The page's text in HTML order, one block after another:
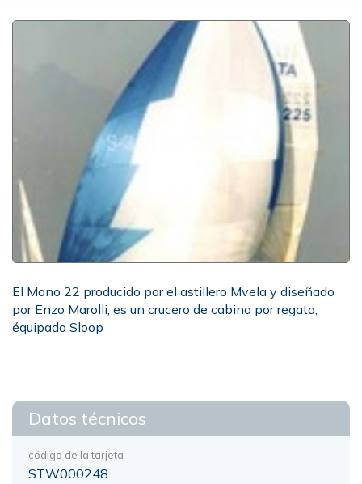
El Mono 22 producido por el astillero Mvela y diseñado
por Enzo Marolli, es un crucero de cabina por regata,
équipado Sloop
Datos técnicos
código de la tarjeta
STW000248